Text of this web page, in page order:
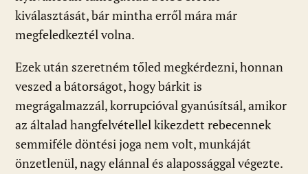
kiválasztását, bár mintha erről mára már
megfeledkeztél volna.
Ezek után szeretném tőled megkérdezni, honnan
veszed a bátorságot, hogy bárkit is
megrágalmazzál, korrupcióval gyanúsítsál, amikor
az általad hangfelvétellel kikezdett rebecennek
semmiféle döntési joga nem volt, munkáját
önzetlenül, nagy elánnal és alapossággal végezte.